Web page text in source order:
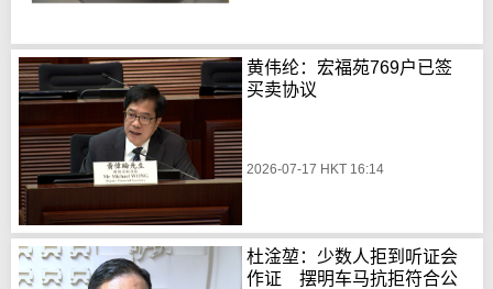
黄伟纶：宏福苑769户已签
买卖协议
2026-07-17 HKT 16:14
杜淦堃：少数人拒到听证会
作证 摆明车马抗拒符合公